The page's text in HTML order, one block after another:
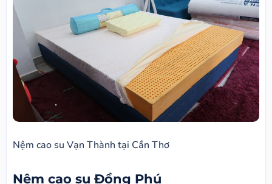
Nệm cao su Vạn Thành tại Cần Thơ
Nệm cao su Đồng Phú